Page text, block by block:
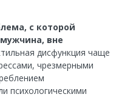
с которой
вне
дисфункция чаще
чрезмерными
психологическими